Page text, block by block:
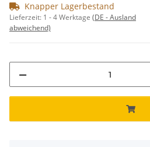
Knapper Lagerbestand
Lieferzeit: 1 - 4 Werktage (DE - Ausland
abweichend)